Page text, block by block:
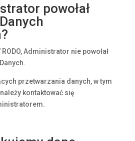
powołał
Administrator nie powołał
przetwarzania danych, w tym
kontaktować się